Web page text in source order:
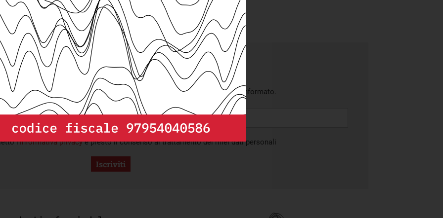
Iscriviti alla newsletter
dati, grafici e mappe liberamente utilizzabili per promuovere un dibattito informato.
l’informativa privacye presto il consenso al trattamento dei miei dati personali
Iscriviti